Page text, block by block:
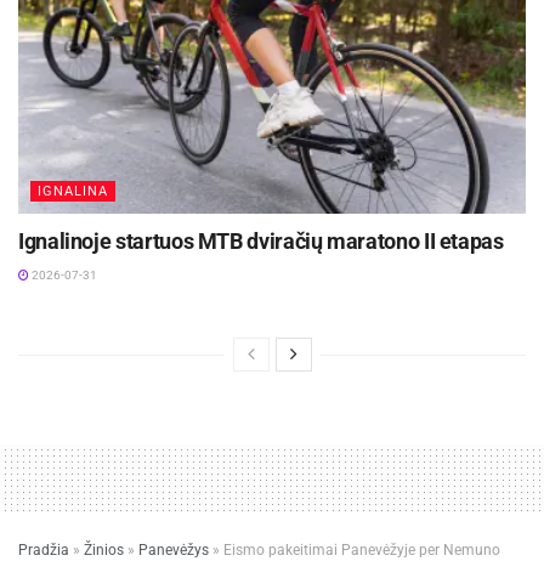
IGNALINA
Ignalinoje startuos MTB dviračių maratono II etapas
2026-07-31
Pradžia » Žinios » Panevėžys » Eismo pakeitimai Panevėžyje per Nemuno